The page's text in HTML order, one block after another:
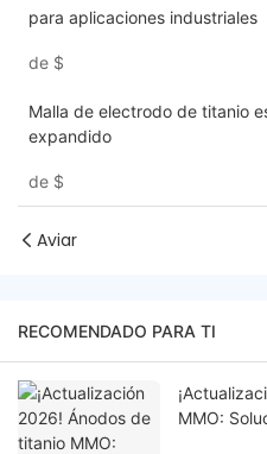
para aplicaciones industriales
de $
Malla de electrodo de titanio
expandido
de $
Aviar
RECOMENDADO PARA TI
MMO: